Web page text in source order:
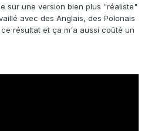
sur une version bien plus "réaliste"
avec des Anglais, des Polonais
résultat et ça m'a aussi coûté un